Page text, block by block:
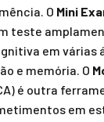
O Mini
teste
em várias
e memória. O
é outra
em